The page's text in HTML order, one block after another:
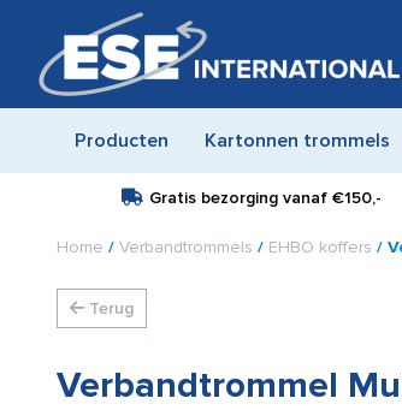
Producten Kartonnen trommels
Gratis bezorging vanaf€150,-
Home / Verbandtrommels / EHBO koffers /
Terug
Verbandtrommel